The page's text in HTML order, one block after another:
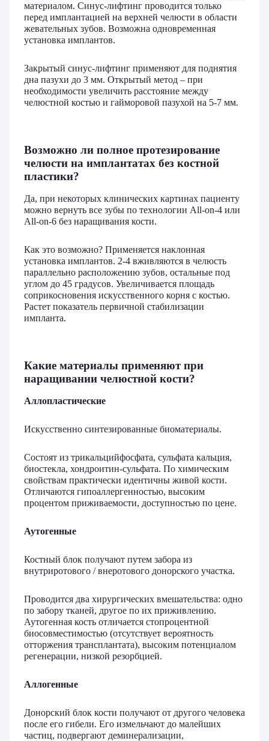
материалом. Синус-лифтинг проводится только
перед имплантацией на верхней челюсти в области
жевательных зубов. Возможна одновременная
установка имплантов.
Закрытый синус-лифтинг применяют для поднятия
дна пазухи до 3 мм. Открытый метод – при
необходимости увеличить расстояние между
челюстной костью и гайморовой пазухой на 5-7 мм.
Возможно ли полное протезирование
челюсти на имплантатах без костной
пластики?
Да, при некоторых клинических картинах пациенту
можно вернуть все зубы по технологии All-on-4 или
All-on-6 без наращивания кости.
Как это возможно? Применяется наклонная
установка имплантов. 2-4 вживляются в челюсть
параллельно расположению зубов, остальные под
углом до 45 градусов. Увеличивается площадь
соприкосновения искусственного корня с костью.
Растет показатель первичной стабилизации
импланта.
Какие материалы применяют при
наращивании челюстной кости?
Аллопластические
Искусственно синтезированные биоматериалы.
Состоят из трикальцийфосфата, сульфата кальция,
биостекла, хондроитин-сульфата. По химическим
свойствам практически идентичны живой кости.
Отличаются гипоаллергенностью, высоким
процентом приживаемости, доступностью по цене.
Аутогенные
Костный блок получают путем забора из
внутриротового / внеротового донорского участка.
Проводится два хирургических вмешательства: одно
по забору тканей, другое по их приживлению.
Аутогенная кость отличается стопроцентной
биосовместимостью (отсутствует вероятность
отторжения трансплантата), высоким потенциалом
регенерации, низкой резорбцией.
Аллогенные
Донорский блок кости получают от другого человека
после его гибели. Его измельчают до малейших
частиц, подвергают деминерализации,